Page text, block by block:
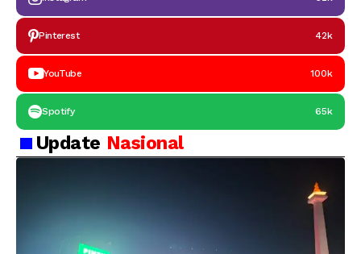
Pinterest 42k
YouTube 100k
Spotify 65k
Update Nasional